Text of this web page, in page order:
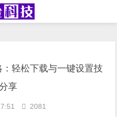
轻松下载与一键设置技
享
2081